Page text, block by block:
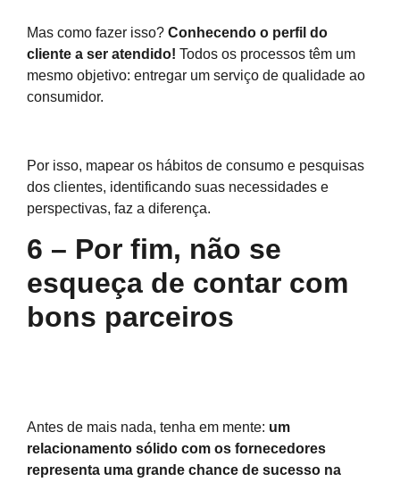
Mas como fazer isso? Conhecendo o perfil do
cliente a ser atendido! Todos os processos têm um
mesmo objetivo: entregar um serviço de qualidade ao
consumidor.
Por isso, mapear os hábitos de consumo e pesquisas
dos clientes, identificando suas necessidades e
perspectivas, faz a diferença.
6 – Por fim, não se
esqueça de contar com
bons parceiros
Antes de mais nada, tenha em mente: um
relacionamento sólido com os fornecedores
representa uma grande chance de sucesso na